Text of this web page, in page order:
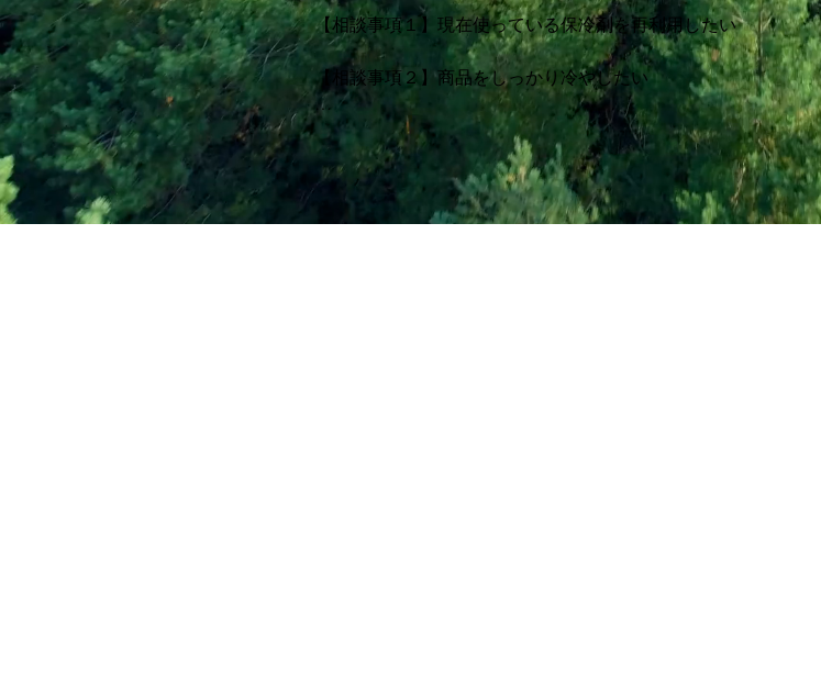
【相談事項１】現在使っている保冷剤を再利用したい
【相談事項２】商品をしっかり冷やしたい
【相談事項３】冷やす表面積を大きくしたい
【相談事項４】もっと環境にやさしい外装にしたい